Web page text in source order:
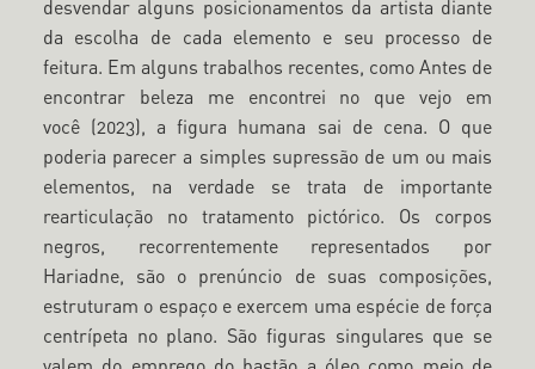
desvendar alguns posicionamentos da artista diante
da escolha de cada elemento e seu processo de
feitura. Em alguns trabalhos recentes, como Antes de
encontrar beleza me encontrei no que vejo em
você (2023), a figura humana sai de cena. O que
poderia parecer a simples supressão de um ou mais
elementos, na verdade se trata de importante
rearticulação no tratamento pictórico. Os corpos
negros, recorrentemente representados por
Hariadne, são o prenúncio de suas composições,
estruturam o espaço e exercem uma espécie de força
centrípeta no plano. São figuras singulares que se